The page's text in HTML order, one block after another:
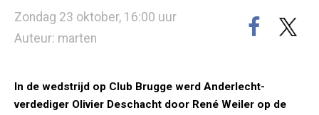
Zondag 23 oktober, 16:00 uur
Auteur: marten
In de wedstrijd op Club Brugge werd Anderlecht-
verdediger Olivier Deschacht door René Weiler op de